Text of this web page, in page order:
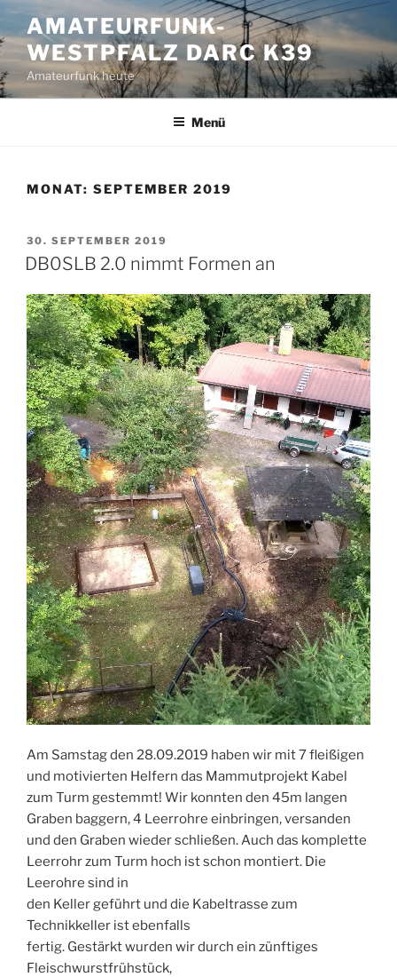
Inhalt
springen
AMATEURFUNK-
WESTPFALZ DARC K39
Amateurfunk heute
Menü
MONAT: SEPTEMBER 2019
VERÖFFENTLICHT
AM
30. SEPTEMBER 2019
DB0SLB 2.0 nimmt Formen an
Am Samstag den 28.09.2019 haben wir mit 7 fleißigen
und motivierten Helfern das Mammutprojekt Kabel
zum Turm gestemmt! Wir konnten den 45m langen
Graben baggern, 4 Leerrohre einbringen, versanden
und den Graben wieder schließen. Auch das komplette
Leerrohr zum Turm hoch ist schon montiert. Die
Leerohre sind in
den Keller geführt und die Kabeltrasse zum
Technikkeller ist ebenfalls
fertig. Gestärkt wurden wir durch ein zünftiges
Fleischwurstfrühstück,